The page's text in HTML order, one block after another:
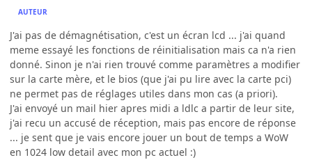
AUTEUR
J'ai pas de démagnétisation, c'est un écran lcd ... j'ai quand
meme essayé les fonctions de réinitialisation mais ca n'a rien
donné. Sinon je n'ai rien trouvé comme paramètres a modifier
sur la carte mère, et le bios (que j'ai pu lire avec la carte pci)
ne permet pas de réglages utiles dans mon cas (a priori).
J'ai envoyé un mail hier apres midi a ldlc a partir de leur site,
j'ai recu un accusé de réception, mais pas encore de réponse
... je sent que je vais encore jouer un bout de temps a WoW
en 1024 low detail avec mon pc actuel :)